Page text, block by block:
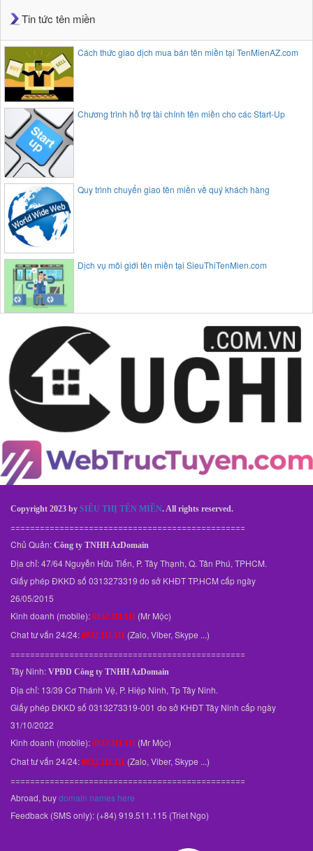
Tin tức tên miền
Cách thức giao dịch mua bán tên miền tại TenMienAZ.com
Chương trình hỗ trợ tài chính tên miền cho các Start-Up
Quy trình chuyển giao tên miền về quý khách hàng
Dịch vụ môi giới tên miền tại SieuThiTenMien.com
Copyright 2023 by SIÊU THỊ TÊN MIỀN. All rights reserved.
================================================
Chủ Quản: Công ty TNHH AzDomain
Địa chỉ: 47/64 Nguyễn Hữu Tiến, P. Tây Thạnh, Q. Tân Phú, TPHCM.
Giấy phép ĐKKD số 0313273319 do sở KHĐT TP.HCM cấp ngày
26/05/2015
Kinh doanh (mobile): 0832.111.111 (Mr Mộc)
Chat tư vấn 24/24: 0832.111.111 (Zalo, Viber, Skype ...)
================================================
Tây Ninh: VPĐD Công ty TNHH AzDomain
Địa chỉ: 13/39 Cơ Thánh Vệ, P. Hiệp Ninh, Tp Tây Ninh.
Giấy phép ĐKKD số 0313273319-001 do sở KHĐT Tây Ninh cấp ngày
31/10/2022
Kinh doanh (mobile): 0832.111.111 (Mr Mộc)
Chat tư vấn 24/24: 0832.111.111 (Zalo, Viber, Skype ...)
================================================
Abroad, buydomain names here
Feedback (SMS only): (+84) 919.511.115 (Triet Ngo)